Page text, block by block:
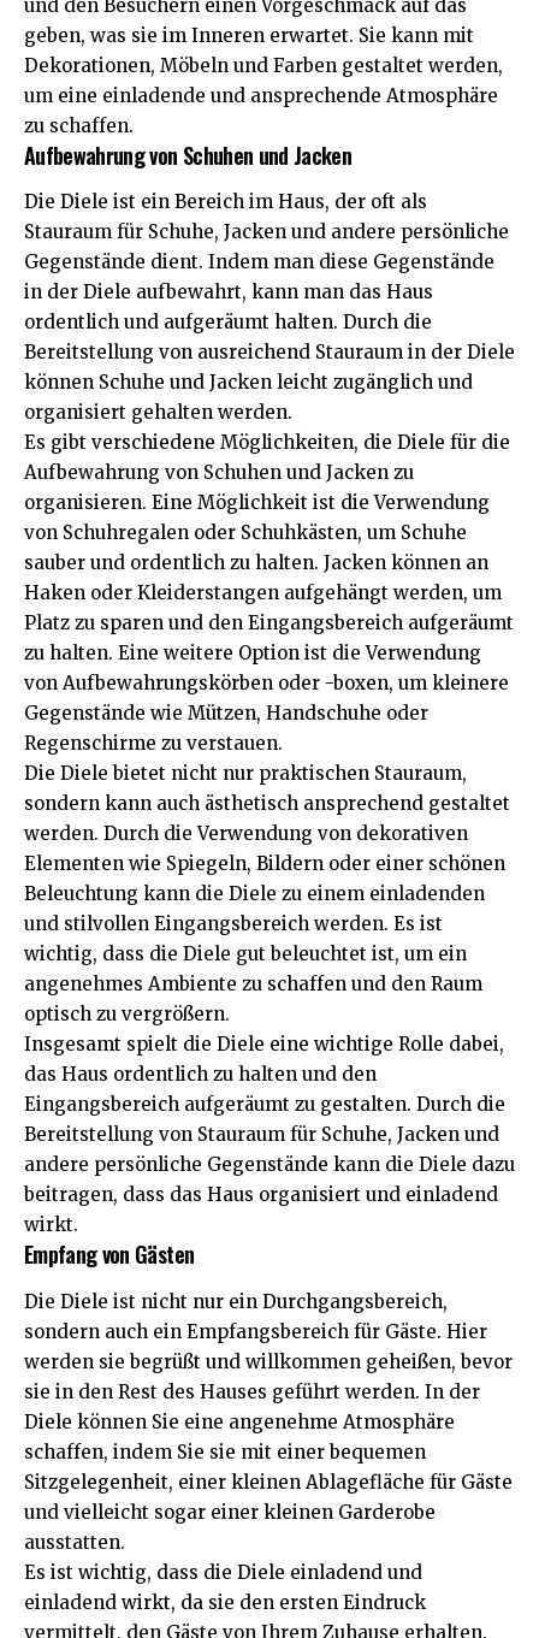
und den Besuchern einen Vorgeschmack auf das
geben, was sie im Inneren erwartet. Sie kann mit
Dekorationen, Möbeln und Farben gestaltet werden,
um eine einladende und ansprechende Atmosphäre
zu schaffen.
Aufbewahrung von Schuhen und Jacken
Die Diele ist ein Bereich im Haus, der oft als
Stauraum für Schuhe, Jacken und andere persönliche
Gegenstände dient. Indem man diese Gegenstände
in der Diele aufbewahrt, kann man das Haus
ordentlich und aufgeräumt halten. Durch die
Bereitstellung von ausreichend Stauraum in der Diele
können Schuhe und Jacken leicht zugänglich und
organisiert gehalten werden.
Es gibt verschiedene Möglichkeiten, die Diele für die
Aufbewahrung von Schuhen und Jacken zu
organisieren. Eine Möglichkeit ist die Verwendung
von Schuhregalen oder Schuhkästen, um Schuhe
sauber und ordentlich zu halten. Jacken können an
Haken oder Kleiderstangen aufgehängt werden, um
Platz zu sparen und den Eingangsbereich aufgeräumt
zu halten. Eine weitere Option ist die Verwendung
von Aufbewahrungskörben oder -boxen, um kleinere
Gegenstände wie Mützen, Handschuhe oder
Regenschirme zu verstauen.
Die Diele bietet nicht nur praktischen Stauraum,
sondern kann auch ästhetisch ansprechend gestaltet
werden. Durch die Verwendung von dekorativen
Elementen wie Spiegeln, Bildern oder einer schönen
Beleuchtung kann die Diele zu einem einladenden
und stilvollen Eingangsbereich werden. Es ist
wichtig, dass die Diele gut beleuchtet ist, um ein
angenehmes Ambiente zu schaffen und den Raum
optisch zu vergrößern.
Insgesamt spielt die Diele eine wichtige Rolle dabei,
das Haus ordentlich zu halten und den
Eingangsbereich aufgeräumt zu gestalten. Durch die
Bereitstellung von Stauraum für Schuhe, Jacken und
andere persönliche Gegenstände kann die Diele dazu
beitragen, dass das Haus organisiert und einladend
wirkt.
Empfang von Gästen
Die Diele ist nicht nur ein Durchgangsbereich,
sondern auch ein Empfangsbereich für Gäste. Hier
werden sie begrüßt und willkommen geheißen, bevor
sie in den Rest des Hauses geführt werden. In der
Diele können Sie eine angenehme Atmosphäre
schaffen, indem Sie sie mit einer bequemen
Sitzgelegenheit, einer kleinen Ablagefläche für Gäste
und vielleicht sogar einer kleinen Garderobe
ausstatten.
Es ist wichtig, dass die Diele einladend und
einladend wirkt, da sie den ersten Eindruck
vermittelt, den Gäste von Ihrem Zuhause erhalten.